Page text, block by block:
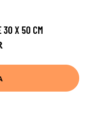
30 X 50 CM